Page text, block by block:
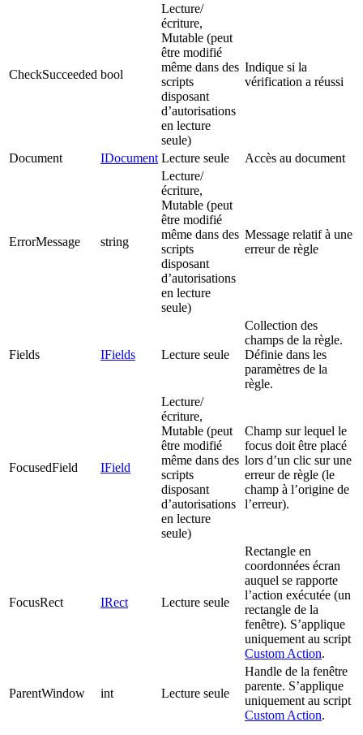
CheckSucceeded bool
Lecture/
écriture,
Mutable (peut
être modifié
même dans des
scripts
disposant
d’autorisations
en lecture
seule)
Indique si la
vérification a réussi
Document IDocument Lecture seule Accès au document
ErrorMessage string
Lecture/
écriture,
Mutable (peut
être modifié
même dans des
scripts
disposant
d’autorisations
en lecture
seule)
Message relatif à une
erreur de règle
Fields IFields Lecture seule
Collection des
champs de la règle.
Définie dans les
paramètres de la
règle.
FocusedField IField
Lecture/
écriture,
Mutable (peut
être modifié
même dans des
scripts
disposant
d’autorisations
en lecture
seule)
Champ sur lequel le
focus doit être placé
lors d’un clic sur une
erreur de règle (le
champ à l’origine de
l’erreur).
FocusRect IRect Lecture seule
Rectangle en
coordonnées écran
auquel se rapporte
l’action exécutée (un
rectangle de la
fenêtre). S’applique
uniquement au script
Custom Action.
ParentWindow int Lecture seule
Handle de la fenêtre
parente. S’applique
uniquement au script
Custom Action.